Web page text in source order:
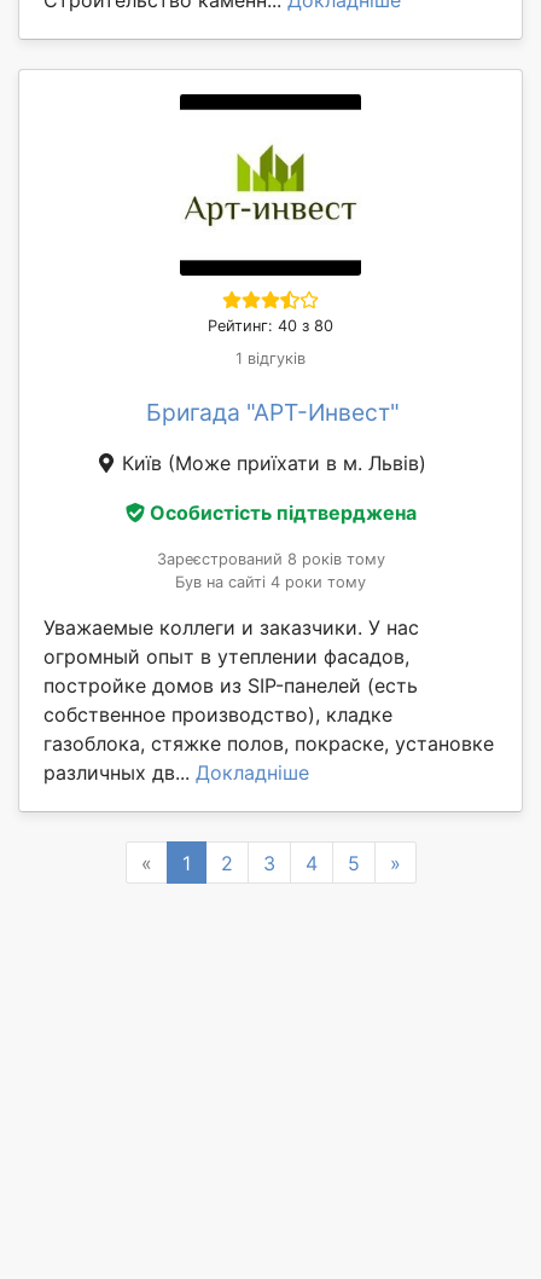
Рейтинг: 40 з 80
1 відгуків
Бригада "АРТ-Инвест"
Київ (Може приїхати в м. Львів)
Особистість підтверджена
Зареєстрований 8 років тому
Був на сайті 4 роки тому
Уважаемые коллеги и заказчики. У нас
огромный опыт в утеплении фасадов,
постройке домов из SIP-панелей (есть
собственное производство), кладке
газоблока, стяжке полов, покраске, установке
различных дв... Докладніше
« Previous
1 2 3 4 5 »Next